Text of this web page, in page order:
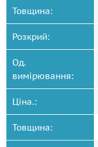
Товщина:
Розкрий:
Од.
вимірювання:
Ціна.:
Товщина: